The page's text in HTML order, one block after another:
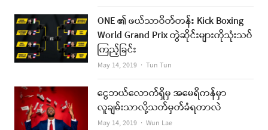
ONE ၏ ဖယ်သာဝိတ်တန်း Kick Boxing
World Grand Prix တွဲဆိုင်းများကိုသုံးသပ်
ကြည့်ခြင်း
May 14, 2019 Author
Tun Tun
ငွေဘယ်လောက်ရှိမှ အမေရိကန်မှာ
လူချမ်းသာလို့သတ်မှတ်ခံရတာလဲ
May 14, 2019 Author
Wun Lae